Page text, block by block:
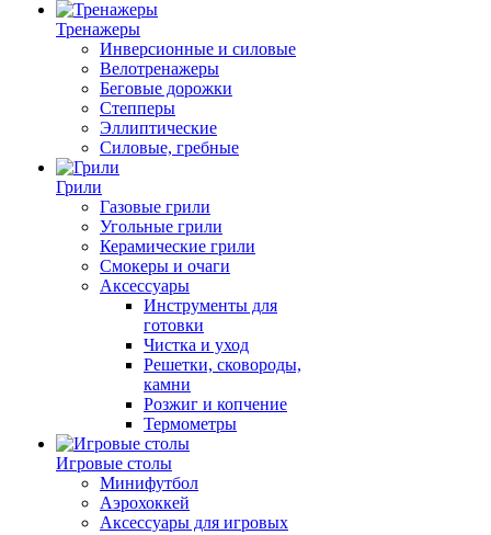
Тренажеры
Инверсионные и силовые
Велотренажеры
Беговые дорожки
Степперы
Эллиптические
Силовые, гребные
Грили
Газовые грили
Угольные грили
Керамические грили
Смокеры и очаги
Аксессуары
Инструменты для
готовки
Чистка и уход
Решетки, сковороды,
камни
Розжиг и копчение
Термометры
Игровые столы
Минифутбол
Аэрохоккей
Аксессуары для игровых